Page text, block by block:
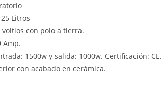
Litros
voltios con polo a tierra.
Amp.
1500w y salida: 1000w. Certificación: CE.
con acabado en cerámica.